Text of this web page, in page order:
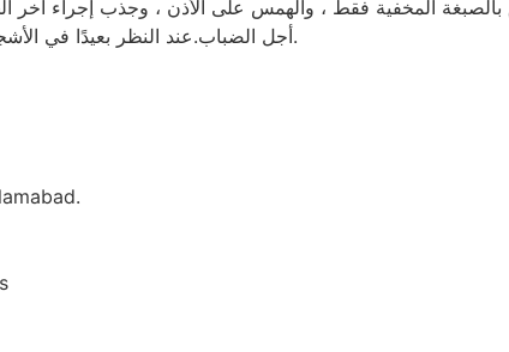
أجل الضباب.عند النظر بعيدًا في الأشجار التي تسرع من الكلية أو حديقة الجامعة ، شعرت لانجدون بأن الفتاة مرحة.